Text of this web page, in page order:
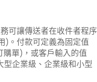
可讓傳送者在收件者程序
)。付款可定義為固定值
單)，或客戶輸入的值
型企業級、企業級和小型